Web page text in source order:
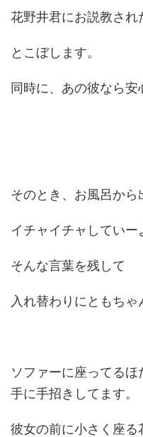
花野井君にお説教され
とこぼします。
同時に、あの彼なら安
そのとき、お風呂から
イチャイチャしていー
そんな言葉を残して
入れ替わりにともちゃ
ソファーに座ってる
手に手招きしてます。
彼女の前に小さく座る